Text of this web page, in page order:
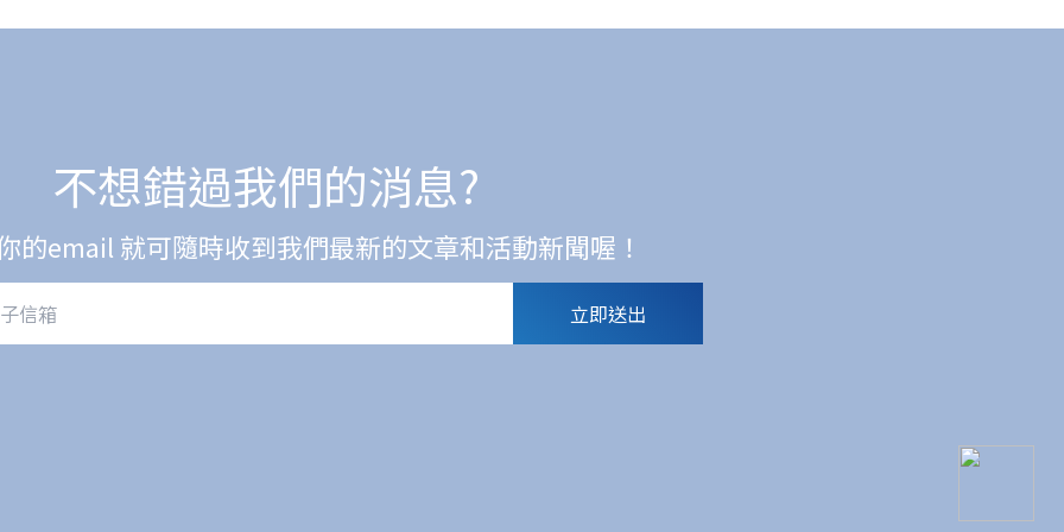
不想錯過我們的消息?
的email 就可隨時收到我們最新的文章和活動新聞喔！
立即送出